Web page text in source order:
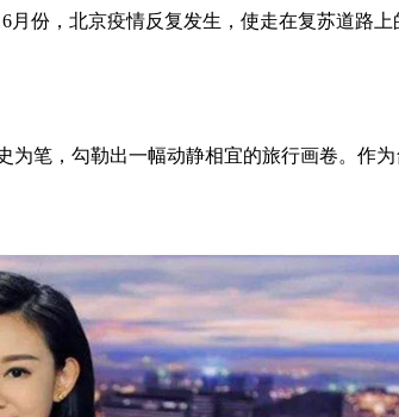
份，北京疫情反复发生，使走在复苏道路
笔，勾勒出一幅动静相宜的旅行画卷。作